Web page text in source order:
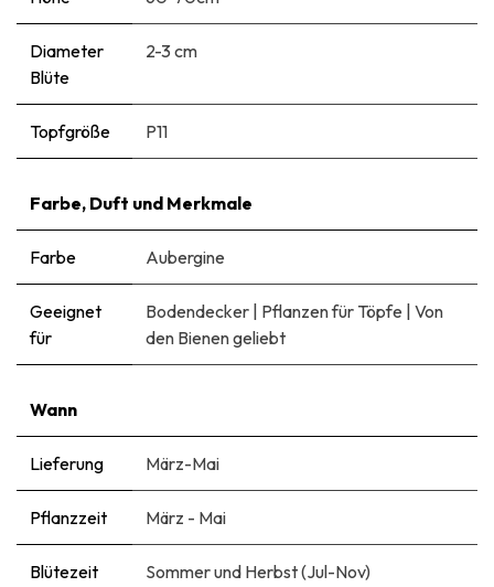
Diameter
Blüte
2-3 cm
Topfgröße P11
Farbe, Duft und Merkmale
Farbe Aubergine
Geeignet
für
Bodendecker | Pflanzen für Töpfe | Von
den Bienen geliebt
Wann
Lieferung März-Mai
Pflanzzeit März - Mai
Blütezeit Sommer und Herbst (Jul-Nov)